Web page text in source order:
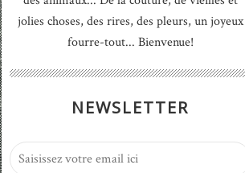
jolies choses, des rires, des pleurs, un joyeux
fourre-tout... Bienvenue!
NEWSLETTER